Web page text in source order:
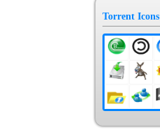
Torrent Icons